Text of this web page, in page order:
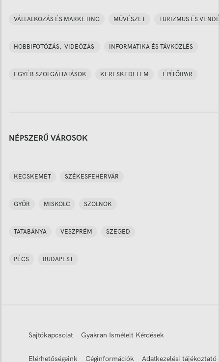
VÁLLALKOZÁS ÉS MARKETING MŰVÉSZET TURIZMUS ÉS
HOBBIFOTÓZÁS, -VIDEÓZÁS INFORMATIKA ÉS TÁVKÖZLÉS
EGYÉB SZOLGÁLTATÁSOK KERESKEDELEM ÉPÍTŐIPAR
NÉPSZERŰ VÁROSOK
KECSKEMÉT SZÉKESFEHÉRVÁR
GYŐR MISKOLC SZOLNOK
TATABÁNYA VESZPRÉM SZEGED
PÉCS BUDAPEST
Sajtókapcsolat Gyakran Ismételt Kérdések
Elérhetőségeink Céginformációk Adatkezelési tájékoztató